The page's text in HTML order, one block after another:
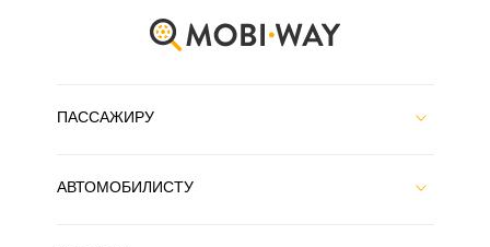
ПАССАЖИРУ
АВТОМОБИЛИСТУ